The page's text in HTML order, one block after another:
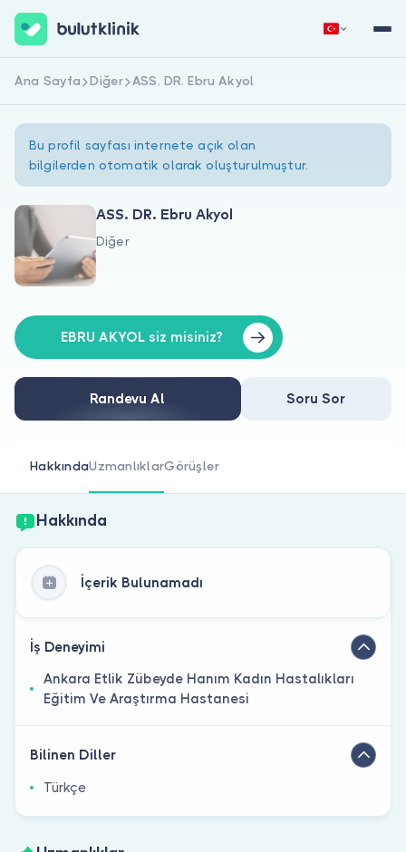
Hakkımızda
Doktorlar için
Doktor musunuz?
Hemen Kaydol
Ana Sayfa Diğer ASS. DR. Ebru Akyol
Bu profil sayfası internete açık olan
bilgilerden otomatik olarak oluşturulmuştur.
ASS. DR. Ebru Akyol
Diğer
EBRU AKYOL siz misiniz?
Randevu Al Soru Sor
HakkındaUzmanlıklarGörüşler
Hakkında
İçerik Bulunamadı
İş Deneyimi
Ankara Etlik Zübeyde Hanım Kadın Hastalıkları
Eğitim Ve Araştırma Hastanesi
Bilinen Diller
Türkçe